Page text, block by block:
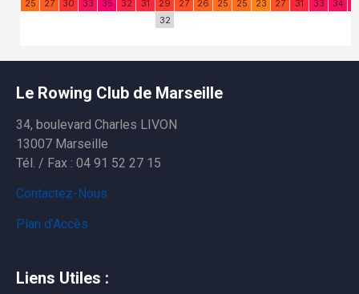
Le Rowing Club de Marseille
34, boulevard Charles LIVON
13007 Marseille
Tél. / Fax : 04 91 52 27 15
Contactez-Nous
Plan d’Accès
Liens Utiles :